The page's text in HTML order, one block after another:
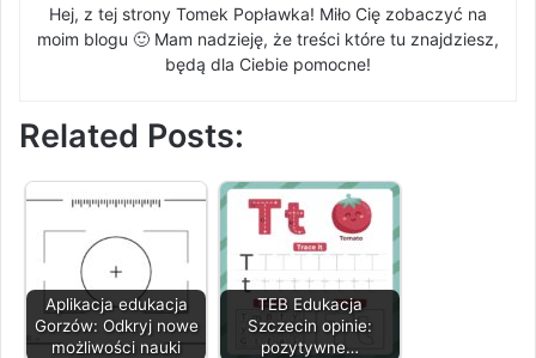
Hej, z tej strony Tomek Popławka! Miło Cię zobaczyć na
moim blogu 🙂 Mam nadzieję, że treści które tu znajdziesz,
będą dla Ciebie pomocne!
Related Posts:
Aplikacja edukacja
Gorzów: Odkryj nowe
możliwości nauki
TEB Edukacja
Szczecin opinie:
pozytywne…